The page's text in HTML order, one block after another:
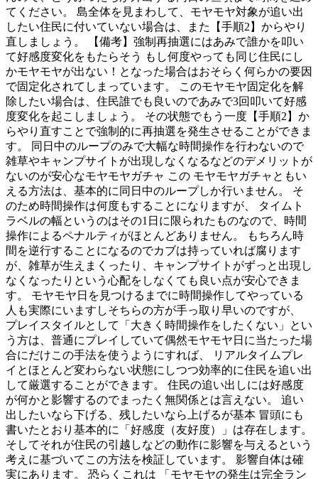
てください。 島全体を見まわして、モヤモヤ対象が追い出
したい住民に付いていない場合は、また【手順2】からやり
直しましょう。 【備考】強制再抽選にはあみで誰かを叩い
て好感度変化をもたらそう もし何度やっても同じ住民にし
かモヤモヤが出ない！となった場合はおそらく何らかの要因
で固定化されてしまっています。 このモヤモヤ固定化を解
除したい場合は、住民誰でも良いのであみで3回叩いて好感
度変化を起こしましょう。 その状態でもう一度【手順2】か
らやり直すことで強制的に再抽選を発生させることができま
す。 同日中のループのみで大幅な時間操作を行わないので
雑草やキャンプサイトが出現しなくなるなどのデメリットが
ないのが安心なモヤモヤガチャ この モヤモヤガチャともい
える方法は、基本的に同日中のループしか行いません。 そ
のため時間操作は何度もすることになりますが、 タイムト
ラベルの幅というのはその1日に限られたものなので、時間
操作によるペナルティがほとんどありません。 もちろん時
間を逆行することになるのでカブは持っていれば腐ります
が、雑草が生えまくったり、キャンプサイトがずっと出現し
なくなったりという心配をしなくても良い点が安心できま
す。 モヤモヤ日を見つけるまでに時間操作してやっている
人も実際にいますしそちらの方が手っ取り早いのですが、
プレイスタイルとして「大きく時間操作をしたくない」とい
う方は、普通にプレイしていて偶然モヤモヤ日に当たった場
合にだけこの手法を使うようにすれば、 リアルタイムプレ
イとほとんど変わらない状態にしつつ効率的に住民を追い出
して厳選することができます。 住民の追い出しには好感度
が何かと影響するのでまったく無関係とは言えない。 追い
出したいなら下げる、残したいなら上げるが基本 冒頭にも
書いたとおり基本的に「好感度（友好度）」は存在します。
そしてそれが住民の引越しなどの動作に影響を与えるという
考えに基づいてこの方法を検証しています。 影響自体は確
実にあります。 恐らくこれは 「モヤモヤの発生は完全ラン